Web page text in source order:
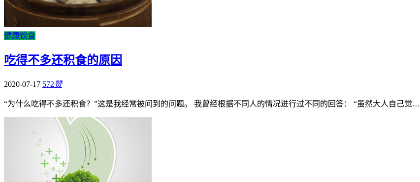
健康饮食
吃得不多还积食的原因
2020-07-17 572赞
“为什么吃得不多还积食？”这是我经常被问到的问题。 我曾经根据不同人的情况进行过不同的回答： “虽然大人自己觉…